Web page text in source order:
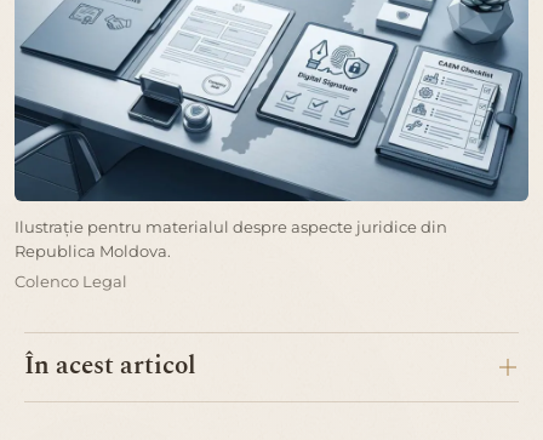
Ilustrație pentru materialul despre aspecte juridice din
Republica Moldova.
Colenco Legal
În acest articol